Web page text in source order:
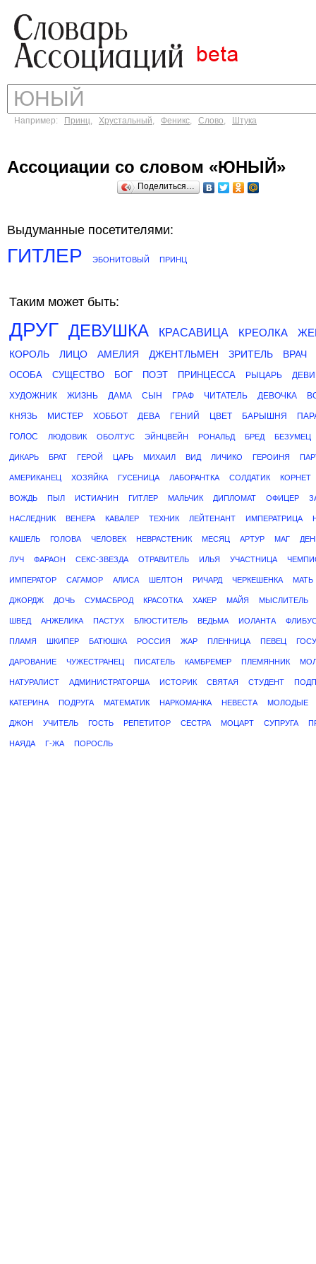
Например: Принц, Хрустальный, Феникс, Слово, Штука
Ассоциации со словом «ЮНЫЙ»
Поделиться…
Выдуманные посетителями:
ГИТЛЕР ЭБОНИТОВЫЙ ПРИНЦ
Таким может быть:
ДРУГ ДЕВУШКА КРАСАВИЦА КРЕОЛКА
КОРОЛЬ ЛИЦО АМЕЛИЯ ДЖЕНТЛЬМЕН ЗРИТЕЛЬ ВРАЧ
ОСОБА СУЩЕСТВО БОГ ПОЭТ ПРИНЦЕССА РЫЦАРЬ
ХУДОЖНИК ЖИЗНЬ ДАМА СЫН ГРАФ ЧИТАТЕЛЬ ДЕВОЧКА
КНЯЗЬ МИСТЕР ХОББОТ ДЕВА ГЕНИЙ ЦВЕТ БАРЫШНЯ
ГОЛОС ЛЮДОВИК ОБОЛТУС ЭЙНЦВЕЙН РОНАЛЬД БРЕД БЕЗУМЕЦ
ДИКАРЬ БРАТ ГЕРОЙ ЦАРЬ МИХАИЛ ВИД ЛИЧИКО ГЕРОИНЯ
АМЕРИКАНЕЦ ХОЗЯЙКА ГУСЕНИЦА ЛАБОРАНТКА СОЛДАТИК КОРНЕТ
ВОЖДЬ ПЫЛ ИСТИАНИН ГИТЛЕР МАЛЬЧИК ДИПЛОМАТ ОФИЦЕР
НАСЛЕДНИК ВЕНЕРА КАВАЛЕР ТЕХНИК ЛЕЙТЕНАНТ ИМПЕРАТРИЦА
КАШЕЛЬ ГОЛОВА ЧЕЛОВЕК НЕВРАСТЕНИК МЕСЯЦ АРТУР МАГ
ЛУЧ ФАРАОН СЕКС-ЗВЕЗДА ОТРАВИТЕЛЬ ИЛЬЯ УЧАСТНИЦА
ИМПЕРАТОР САГАМОР АЛИСА ШЕЛТОН РИЧАРД ЧЕРКЕШЕНКА МАТЬ
ДЖОРДЖ ДОЧЬ СУМАСБРОД КРАСОТКА ХАКЕР МАЙЯ МЫСЛИТЕЛЬ
ШВЕД АНЖЕЛИКА ПАСТУХ БЛЮСТИТЕЛЬ ВЕДЬМА ИОЛАНТА
ПЛАМЯ ШКИПЕР БАТЮШКА РОССИЯ ЖАР ПЛЕННИЦА ПЕВЕЦ
ДАРОВАНИЕ ЧУЖЕСТРАНЕЦ ПИСАТЕЛЬ КАМБРЕМЕР ПЛЕМЯННИК
НАТУРАЛИСТ АДМИНИСТРАТОРША ИСТОРИК СВЯТАЯ СТУДЕНТ
КАТЕРИНА ПОДРУГА МАТЕМАТИК НАРКОМАНКА НЕВЕСТА МОЛОДЫЕ
ДЖОН УЧИТЕЛЬ ГОСТЬ РЕПЕТИТОР СЕСТРА МОЦАРТ СУПРУГА
НАЯДА Г-ЖА ПОРОСЛЬ